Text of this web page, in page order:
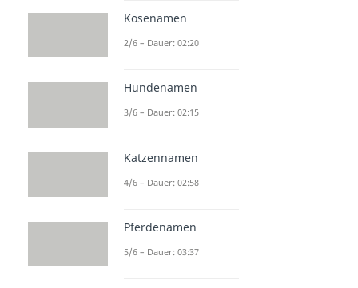
Kosenamen
2/6 – Dauer: 02:20
Hundenamen
3/6 – Dauer: 02:15
Katzennamen
4/6 – Dauer: 02:58
Pferdenamen
5/6 – Dauer: 03:37